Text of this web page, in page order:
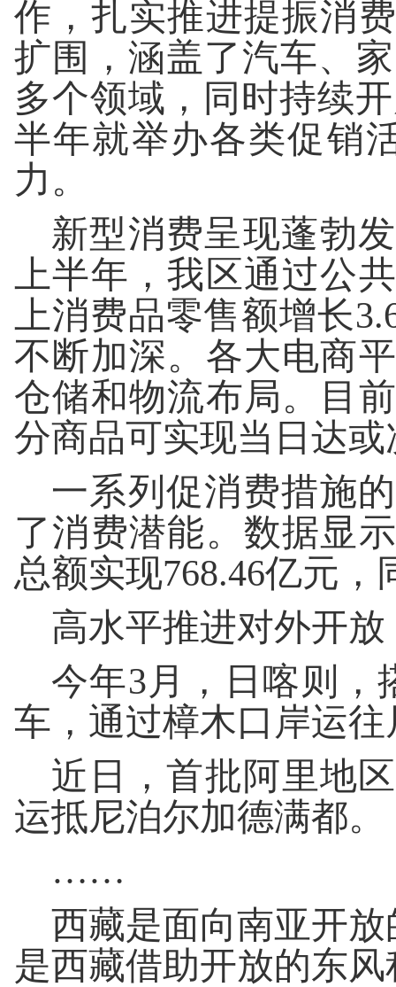
作，扎实推进提振消
扩围，涵盖了汽车、
多个领域，同时持续
半年就举办各类促销
力。
新型消费呈现蓬勃
上半年，我区通过公
上消费品零售额增长
不断加深。各大电商
仓储和物流布局。目
分商品可实现当日达
一系列促消费措施
了消费潜能。数据显
总额实现768.46亿元，
高水平推进对外开放
今年3月，日喀则，
车，通过樟木口岸运
近日，首批阿里地
运抵尼泊尔加德满都。
……
西藏是面向南亚开放
是西藏借助开放的东